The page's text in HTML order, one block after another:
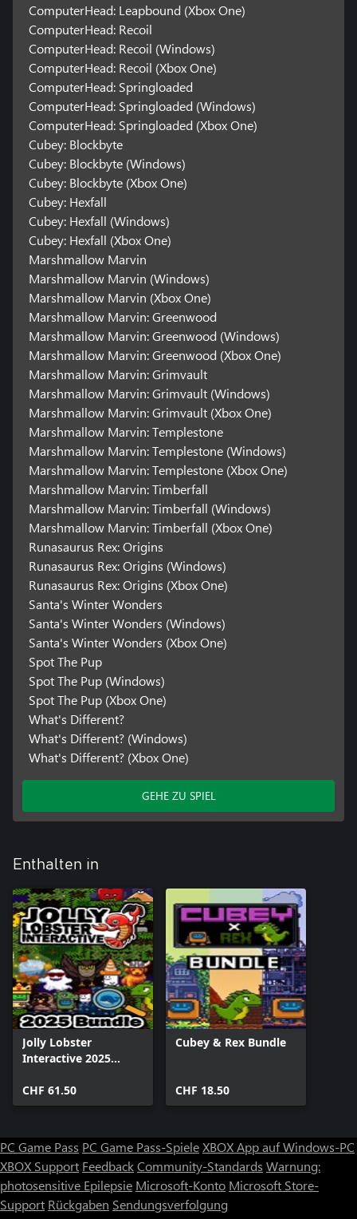
ComputerHead: Leapbound (Xbox One)
ComputerHead: Recoil
ComputerHead: Recoil (Windows)
ComputerHead: Recoil (Xbox One)
ComputerHead: Springloaded
ComputerHead: Springloaded (Windows)
ComputerHead: Springloaded (Xbox One)
Cubey: Blockbyte
Cubey: Blockbyte (Windows)
Cubey: Blockbyte (Xbox One)
Cubey: Hexfall
Cubey: Hexfall (Windows)
Cubey: Hexfall (Xbox One)
Marshmallow Marvin
Marshmallow Marvin (Windows)
Marshmallow Marvin (Xbox One)
Marshmallow Marvin: Greenwood
Marshmallow Marvin: Greenwood (Windows)
Marshmallow Marvin: Greenwood (Xbox One)
Marshmallow Marvin: Grimvault
Marshmallow Marvin: Grimvault (Windows)
Marshmallow Marvin: Grimvault (Xbox One)
Marshmallow Marvin: Templestone
Marshmallow Marvin: Templestone (Windows)
Marshmallow Marvin: Templestone (Xbox One)
Marshmallow Marvin: Timberfall
Marshmallow Marvin: Timberfall (Windows)
Marshmallow Marvin: Timberfall (Xbox One)
Runasaurus Rex: Origins
Runasaurus Rex: Origins (Windows)
Runasaurus Rex: Origins (Xbox One)
Santa's Winter Wonders
Santa's Winter Wonders (Windows)
Santa's Winter Wonders (Xbox One)
Spot The Pup
Spot The Pup (Windows)
Spot The Pup (Xbox One)
What's Different?
What's Different? (Windows)
What's Different? (Xbox One)
GEHE ZU SPIEL
Enthalten in
Jolly Lobster
Interactive 2025
CHF 61.50
Cubey & Rex Bundle
CHF 18.50
PC Game Pass PC Game Pass-SpieleXBOX App auf Windows-PC
XBOX Support FeedbackCommunity-Standards Warnung:
photosensitive Epilepsie Microsoft-Konto Microsoft Store-
Support Rückgaben Sendungsverfolgung